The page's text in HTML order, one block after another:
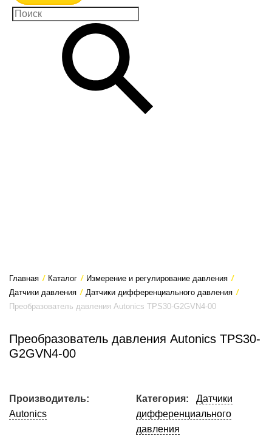
Главная / Каталог / Измерение и регулирование давления /
Датчики давления / Датчики дифференциального давления /
Преобразователь давления Autonics TPS30-G2GVN4-00
Преобразователь давления Autonics TPS30-
G2GVN4-00
Производитель:
Autonics
Категория:
Датчики
дифференциального
давления